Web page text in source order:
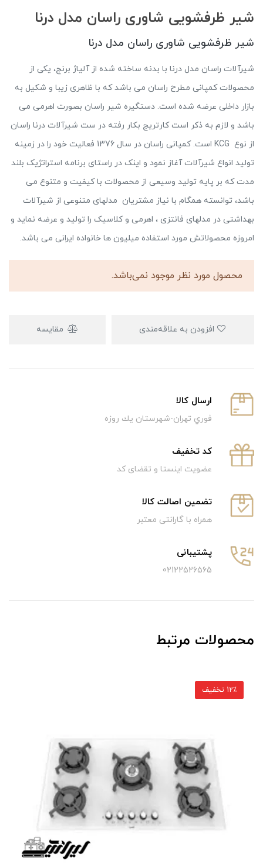
شیر ظرفشویی شاوری راسان مدل درنا
شیر ظرفشویی شاوری راسان مدل درنا
شیرآلات راسان مدل درنا با بدنه ساخته شده از آلیاژ برنج، یکی از
محصولات کمپانی مطرح راسان می باشد که با ظاهری زیبا و شکیل به
بازار داخلی عرضه شده است. دستگیره شیر راسان بصورت اهرمی می
باشد و لازم به ذکر است کارتریج بکار رفته در ست شیرآلات درنا راسان
از نوع KCG است. کمپانی راسان در سال 1376 فعالیت خود را در زمینه
تولید انواع شیرآلات آغاز نمود و اینک در راستای برنامه استراتژیک بلند
مدت که بر پایه تولید وسیعی از محصولات با کیفیت و متنوع می
باشد، توانسته همگام با نیاز مشتریان مدلهای متنوعی از شیرآلات
بهداشتی در مدلهای فانتزی ، اهرمی و کلاسیک را تولید و عرضه نماید و
امروزه محصولاتش مورد استفاده میلیون ها خانواده ایرانی می باشد.
محصول مورد نظر موجود نمی‌باشد.
مقایسه
ارسال كالا
فوري تهران-شهرستان يك روزه
كد تخفيف
عضویت اینستا و تقضای کد
تضمین اصالت کالا
همراه با گارانتی معتبر
پشتیبانی
02122526565
محصولات مرتبط